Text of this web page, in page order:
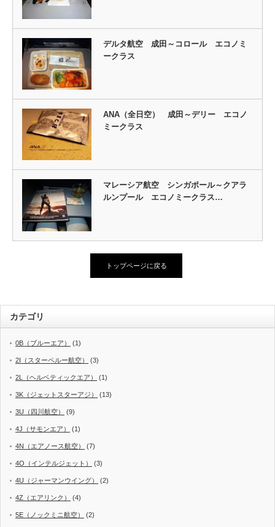
デルタ航空 成田～コロール エコノミ
ークラス
ANA（全日空） 成田～デリー エコノ
ミークラス
マレーシア航空 シンガポール～クアラ
ルンプール エコノミークラス…
トップページに戻る
カテゴリ
0B（ブルーエア） (1)
2I（スターペルー航空） (3)
2L（ヘルベティックエア） (1)
3K（ジェットスターアジ） (13)
3U（四川航空） (9)
4J（サモンエア） (1)
4N（エアノース航空） (7)
4O（インテルジェット） (3)
4U（ジャーマンウイング） (2)
4Z（エアリンク） (4)
5E（ノックミニ航空） (2)